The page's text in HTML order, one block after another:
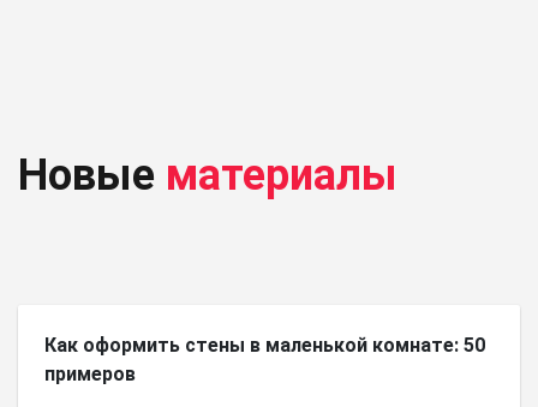
Новые материалы
Как оформить стены в маленькой комнате: 50
примеров